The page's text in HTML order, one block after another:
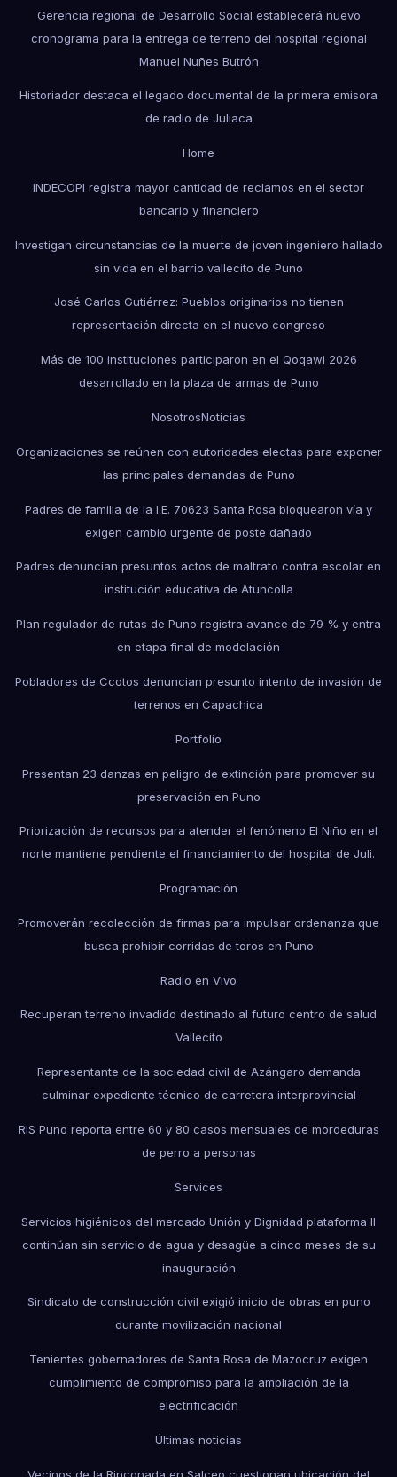
Gerencia regional de Desarrollo Social establecerá nuevo
cronograma para la entrega de terreno del hospital regional
Manuel Nuñes Butrón
Historiador destaca el legado documental de la primera emisora
de radio de Juliaca
Home
INDECOPI registra mayor cantidad de reclamos en el sector
bancario y financiero
Investigan circunstancias de la muerte de joven ingeniero hallado
sin vida en el barrio vallecito de Puno
José Carlos Gutiérrez: Pueblos originarios no tienen
representación directa en el nuevo congreso
Más de 100 instituciones participaron en el Qoqawi 2026
desarrollado en la plaza de armas de Puno
NosotrosNoticias
Organizaciones se reúnen con autoridades electas para exponer
las principales demandas de Puno
Padres de familia de la I.E. 70623 Santa Rosa bloquearon vía y
exigen cambio urgente de poste dañado
Padres denuncian presuntos actos de maltrato contra escolar en
institución educativa de Atuncolla
Plan regulador de rutas de Puno registra avance de 79 % y entra
en etapa final de modelación
Pobladores de Ccotos denuncian presunto intento de invasión de
terrenos en Capachica
Portfolio
Presentan 23 danzas en peligro de extinción para promover su
preservación en Puno
Priorización de recursos para atender el fenómeno El Niño en el
norte mantiene pendiente el financiamiento del hospital de Juli.
Programación
Promoverán recolección de firmas para impulsar ordenanza que
busca prohibir corridas de toros en Puno
Radio en Vivo
Recuperan terreno invadido destinado al futuro centro de salud
Vallecito
Representante de la sociedad civil de Azángaro demanda
culminar expediente técnico de carretera interprovincial
RIS Puno reporta entre 60 y 80 casos mensuales de mordeduras
de perro a personas
Services
Servicios higiénicos del mercado Unión y Dignidad plataforma II
continúan sin servicio de agua y desagüe a cinco meses de su
inauguración
Sindicato de construcción civil exigió inicio de obras en puno
durante movilización nacional
Tenientes gobernadores de Santa Rosa de Mazocruz exigen
cumplimiento de compromiso para la ampliación de la
electrificación
Últimas noticias
Vecinos de la Rinconada en Salceo cuestionan ubicación del